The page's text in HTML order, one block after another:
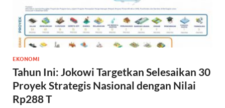
EKONOMI
Tahun Ini: Jokowi Targetkan Selesaikan 30
Proyek Strategis Nasional dengan Nilai
Rp288 T